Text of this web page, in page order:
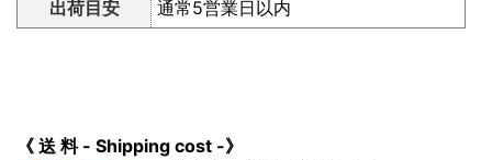
出荷目安
通常5営業日以内
《 送 料 - Shipping cost -》